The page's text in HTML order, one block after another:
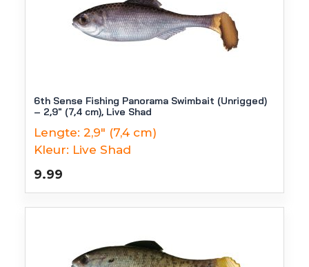
6th Sense Fishing Panorama Swimbait (Unrigged)
– 2,9″ (7,4 cm), Live Shad
Lengte: 2,9" (7,4 cm)
Kleur: Live Shad
9.99